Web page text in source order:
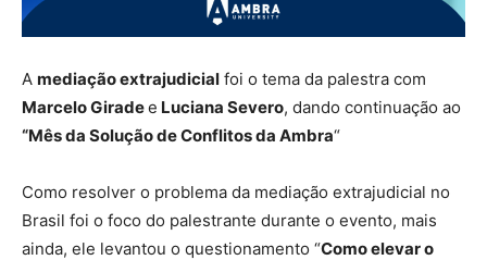
A mediação extrajudicial foi o tema da palestra com
Marcelo Giradee Luciana Severo, dando continuação ao
“Mês da Solução de Conflitos da Ambra“
Como resolver o problema da mediação extrajudicial no
Brasil foi o foco do palestrante durante o evento, mais
ainda, ele levantou o questionamento “Como elevar o